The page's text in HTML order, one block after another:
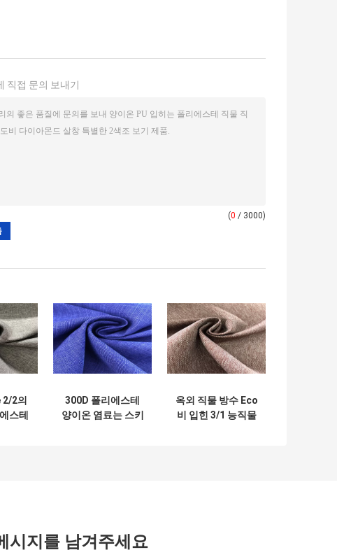
직접 문의 보내기
(0 / 3000)
2의
스테
300D 폴리에스테
양이온 염료는 스키
옥외 직물 방수 Eco
비 입힌 3/1 능직물
시지를 남겨주세요